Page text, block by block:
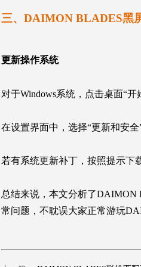
三、 DAIMON BLADES黑
更新操作系统
对于Windows系统，点击桌面“开
在设置界面中，选择“更新和安全
若有系统更新补丁，按照提示下
总结来说，本文分析了DAIMON
常问题 ，不耽误大家正常游玩